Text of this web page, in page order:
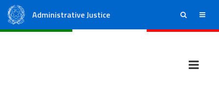
Administrative Justice ricerca menu